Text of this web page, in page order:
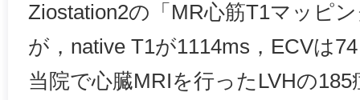
Ziostation2の「MR心筋T1マッピ
が，native T1が1114ms，ECVは
当院で心臓MRIを行ったLVHの